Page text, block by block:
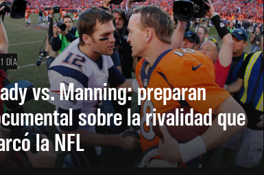
DÍA
vs. Manning: preparan
sobre la rivalidad que
la NFL